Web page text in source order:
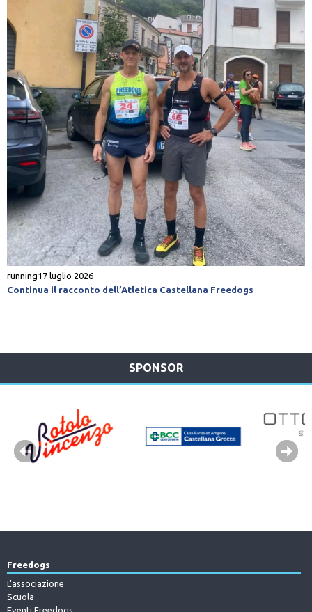
running17 luglio 2026
Continua il racconto dell’Atletica Castellana Freedogs
SPONSOR
Freedogs
L'associazione
Scuola
Eventi Freedogs